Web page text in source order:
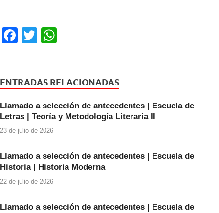
F
e
o
o
T
er s
p
ENTRADAS RELACIONADAS
Llamado a selección de antecedentes | Escuela de
Letras | Teoría y Metodología Literaria II
23 de julio de 2026
Llamado a selección de antecedentes | Escuela de
Historia | Historia Moderna
22 de julio de 2026
Llamado a selección de antecedentes | Escuela de